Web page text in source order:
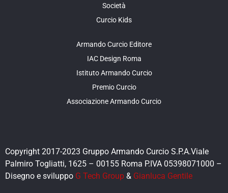
Società
Curcio Kids
Armando Curcio Editore
IAC Design Roma
Istituto Armando Curcio
Premio Curcio
Associazione Armando Curcio
Copyright 2017-2023 Gruppo Armando Curcio S.P.A.Viale
Palmiro Togliatti, 1625 – 00155 Roma P.IVA 05398071000 –
Disegno e sviluppo G Tech Group & Gianluca Gentile